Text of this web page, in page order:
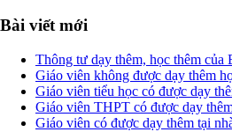
Bài viết mới
Thông tư dạy thêm, học thêm của
Giáo viên không được dạy thêm
Giáo viên tiểu học có được dạy
Giáo viên THPT có được dạy
Giáo viên có được dạy thêm tại